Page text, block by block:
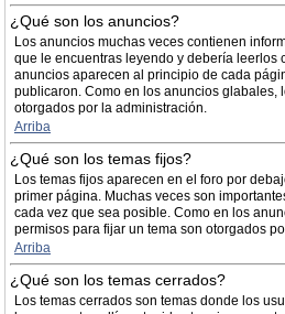
¿Qué son los anuncios?
Los anuncios muchas veces contienen
que le encuentras leyendo y debería leerlos
anuncios aparecen al principio de cada
publicaron. Como en los anuncios glabales,
otorgados por la administración.
Arriba
¿Qué son los temas fijos?
Los temas fijos aparecen en el foro por
primer página. Muchas veces son
cada vez que sea posible. Como en los
permisos para fijar un tema son otorgados
Arriba
¿Qué son los temas cerrados?
Los temas cerrados son temas donde los